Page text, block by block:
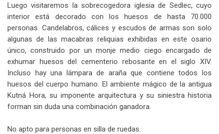
Luego visitaremos la sobrecogedora iglesia de Sedlec, cuyo
interior está decorado con los huesos de hasta 70.000
personas. Candelabros, cálices y escudos de armas son solo
algunas de las macabras reliquias exhibidas en este osario
único, construido por un monje medio ciego encargado de
exhumar huesos del cementerio rebosante en el siglo XIV.
Incluso hay una lámpara de araña que contiene todos los
huesos del cuerpo humano. El ambiente mágico de la antigua
Kutná Hora, su imponente arquitectura y su siniestra historia
forman sin duda una combinación ganadora.
No apto para personas en silla de ruedas.